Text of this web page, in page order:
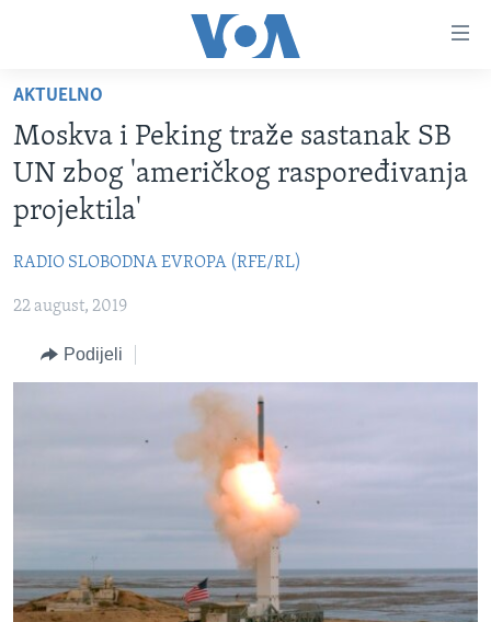
glavni
sadržaj
Pređi
na
glavnu
Idi
na
TV PROGRAM
FOTOGRAFIJE DANA
VIJESTI
SJEDINJENE AMERIČKE DRŽAVE
BOSNA I HERCEGOVINA
SVIJET
NAUKA I TEHNOLOGIJA
SPECIJALNI PROJEKTI
KORUPCIJA
Learning English
AKTUELNO
Moskva i Peking traže sastanak SB
UN zbog 'američkog raspoređivanja
projektila'
RADIO SLOBODNA EVROPA (RFE/RL)
22 august, 2019
Podijeli